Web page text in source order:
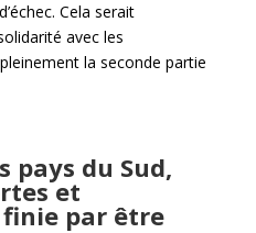
Cela serait
avec les
la seconde partie
pays du Sud,
et
finie par être